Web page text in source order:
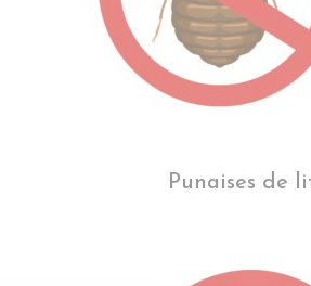
Punaises de